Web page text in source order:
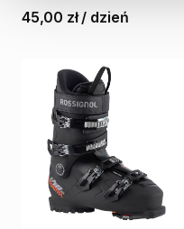
45,00 zł / dzień